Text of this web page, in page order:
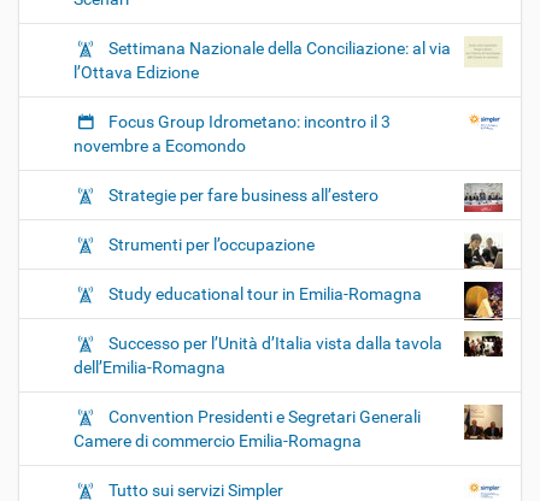
Settimana Nazionale della Conciliazione: al via
l’Ottava Edizione
Focus Group Idrometano: incontro il 3
novembre a Ecomondo
Strategie per fare business all’estero
Strumenti per l’occupazione
Study educational tour in Emilia-Romagna
Successo per l’Unità d’Italia vista dalla tavola
dell’Emilia-Romagna
Convention Presidenti e Segretari Generali
Camere di commercio Emilia-Romagna
Tutto sui servizi Simpler